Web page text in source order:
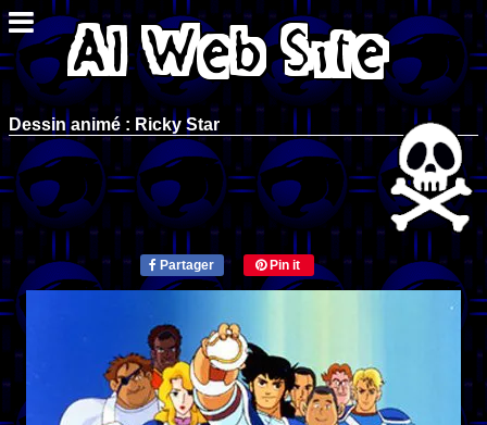
Dessin animé : Ricky Star
Partager Pin it